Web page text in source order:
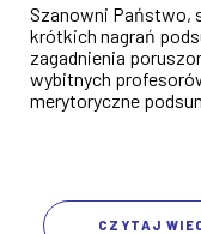
Szanowni Państwo,
krótkich nagrań
zagadnienia
wybitnych
merytoryczne
CZYTAJ